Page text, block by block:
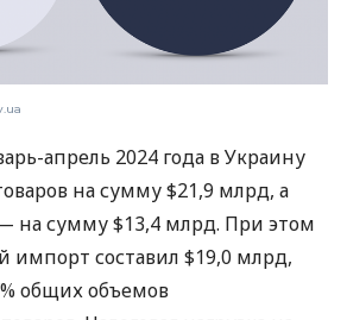
апрель 2024 года в Украину
на сумму $21,9 млрд, а
на сумму $13,4 млрд. При этом
импорт составил $19,0 млрд,
общих объемов